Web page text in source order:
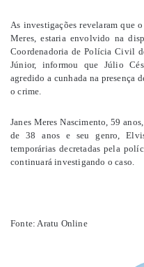
As investigações revelaram que
Meres, estaria envolvido na
Coordenadoria de Polícia Civil
Júnior, informou que Júlio
agredido a cunhada na presença
o crime.
Janes Meres Nascimento, 59
de 38 anos e seu genro,
temporárias decretadas pela
continuará investigando o caso.
Fonte: Aratu Online